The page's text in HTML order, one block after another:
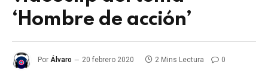
‘Hombre de acción’
Por Álvaro 20 febrero 2020 2 Mins Lectura 0